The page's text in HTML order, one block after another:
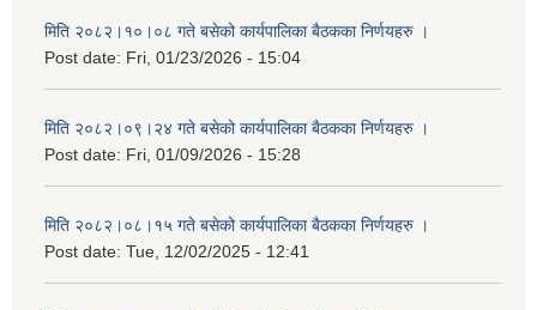
मिति २०८२।१०।०८ गते बसेको कार्यपालिका बैठकका निर्णयहरु ।
Post date: Fri, 01/23/2026 - 15:04
मिति २०८२।०९।२४ गते बसेको कार्यपालिका बैठकका निर्णयहरु ।
Post date: Fri, 01/09/2026 - 15:28
मिति २०८२।०८।१५ गते बसेको कार्यपालिका बैठकका निर्णयहरु ।
Post date: Tue, 12/02/2025 - 12:41